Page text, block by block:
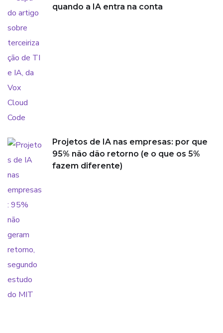
quando a IA entra na conta
Projetos de IA nas empresas: por que
95% não dão retorno (e o que os 5%
fazem diferente)